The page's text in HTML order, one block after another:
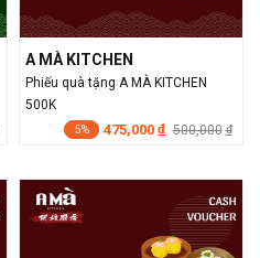
A MÀ KITCHEN
Phiếu quà tặng A MÀ KITCHEN
500K
5% 475,000 đ 500,000 đ